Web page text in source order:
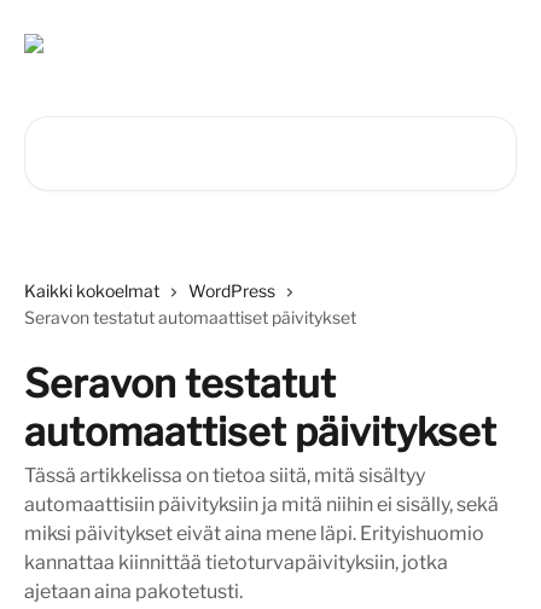
Kaikki kokoelmat
WordPress
Seravon testatut automaattiset päivitykset
Seravon testatut
automaattiset päivitykset
Tässä artikkelissa on tietoa siitä, mitä sisältyy
automaattisiin päivityksiin ja mitä niihin ei sisälly, sekä
miksi päivitykset eivät aina mene läpi. Erityishuomio
kannattaa kiinnittää tietoturvapäivityksiin, jotka
ajetaan aina pakotetusti.